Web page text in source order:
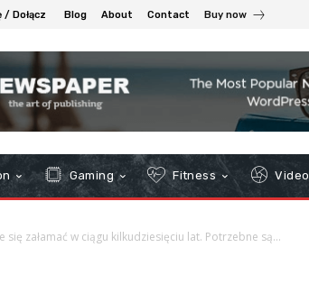
/ Dołącz Blog About Contact Buy now
Gaming Fitness Video
załamać w ciągu kilkudziesięciu lat. Potrzebne są...